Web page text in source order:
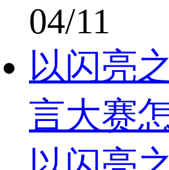
04/11
以闪亮
言大赛